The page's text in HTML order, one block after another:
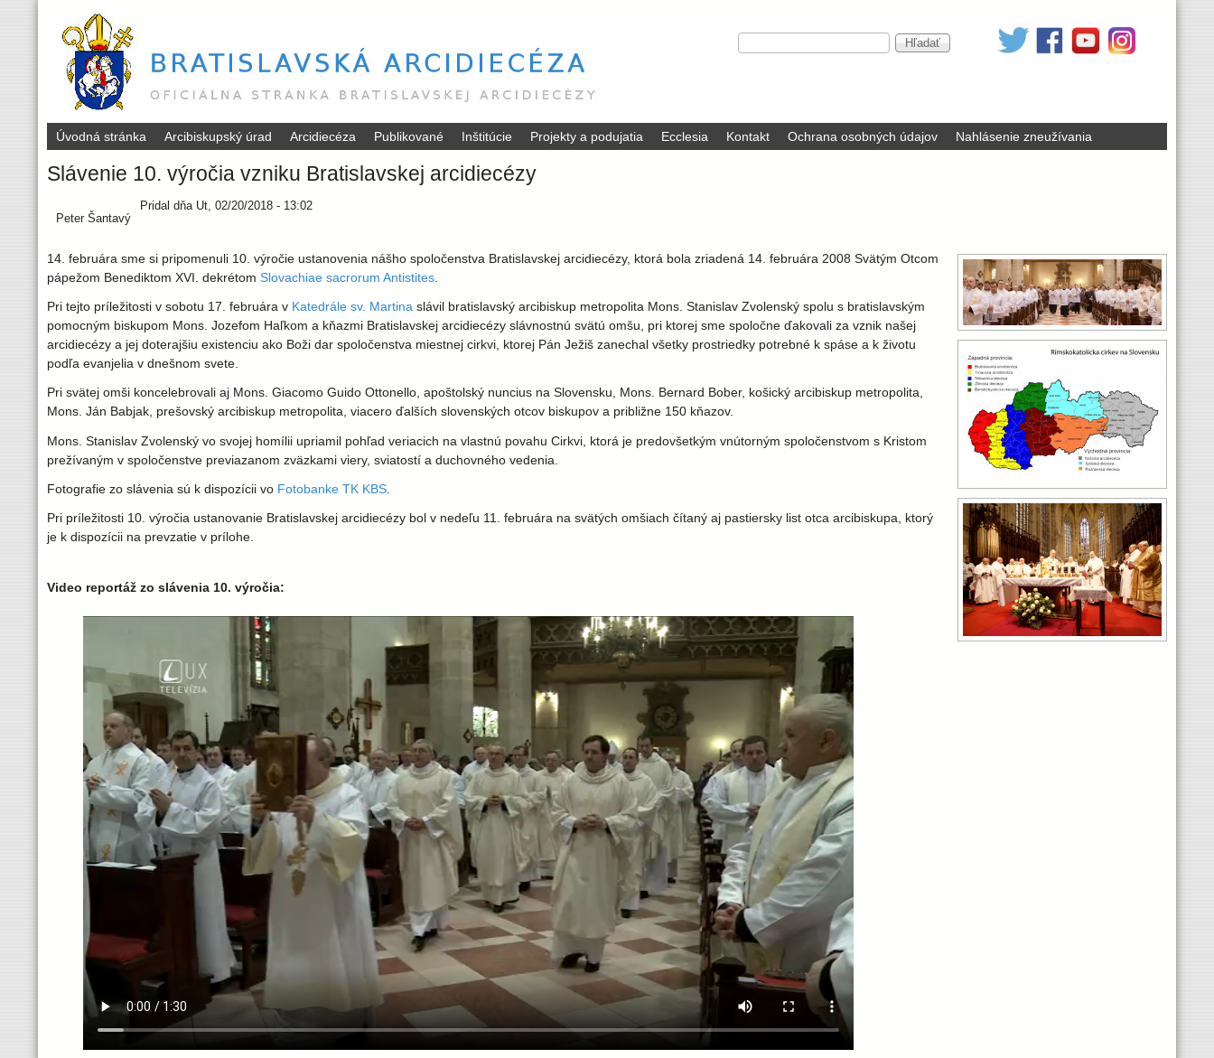
hlavný
obsah
B
t
i
s
l
a
v
s
k
V
y
d
á
v
H
ľ
ť
Úvodná stránka Arcibiskupský úrad Arcidiecéza Publikované Inštitúcie Projekty a podujatia Ecclesia Kontakt Ochrana osobných údajov Nahlásenie zneužívania
Slávenie 10. výročia vzniku Bratislavskej arcidiecézy
Pridal
Peter Šantavý
dňa Ut, 02/20/2018 - 13:02
14. februára sme si pripomenuli 10. výročie ustanovenia nášho spoločenstva Bratislavskej arcidiecézy, ktorá bola zriadená 14. februára 2008 Svätým Otcom
pápežom Benediktom XVI. dekrétom Slovachiae sacrorum Antistites
Pri tejto príležitosti v sobotu 17. februára v Katedrále sv. Martina slávil bratislavský arcibiskup metropolita Mons. Stanislav Zvolenský spolu s bratislavským
pomocným biskupom Mons. Jozefom Haľkom a kňazmi Bratislavskej arcidiecézy slávnostnú svätú omšu, pri ktorej sme spoločne ďakovali za vznik našej
arcidiecézy a jej doterajšiu existenciu ako Boži dar spoločenstva miestnej cirkvi, ktorej Pán Ježiš zanechal všetky prostriedky potrebné k spáse a k životu
podľa evanjelia v dnešnom svete.
Pri svätej omši koncelebrovali aj Mons. Giacomo Guido Ottonello, apoštolský nuncius na Slovensku, Mons. Bernard Bober, košický arcibiskup metropolita,
Mons. Ján Babjak, prešovský arcibiskup metropolita, viacero ďalších slovenských otcov biskupov a približne 150 kňazov.
Mons. Stanislav Zvolenský vo svojej homílii upriamil pohľad veriacich na vlastnú povahu Cirkvi, ktorá je predovšetkým vnútorným spoločenstvom s Kristom
prežívaným v spoločenstve previazanom zväzkami viery, sviatostí a duchovného vedenia.
Fotografie zo slávenia sú k dispozícii vo Fotobanke TK KBS
Pri príležitosti 10. výročia ustanovanie Bratislavskej arcidiecézy bol v nedeľu 11. februára na svätých omšiach čítaný aj pastiersky list otca arcibiskupa, ktorý
je k dispozícii na prevzatie v prílohe.
Video reportáž zo slávenia 10. výročia: